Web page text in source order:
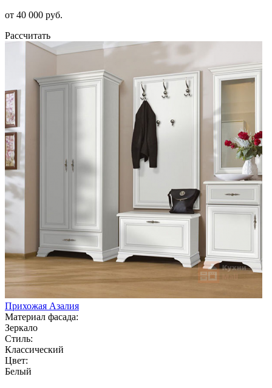
от 40 000 руб.
Рассчитать
Прихожая Азалия
Материал фасада:
Зеркало
Стиль:
Классический
Цвет:
Белый